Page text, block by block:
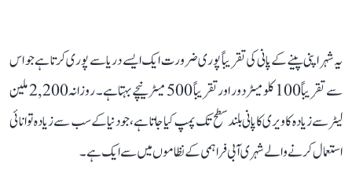
یہ شہر اپنی پینے کے پانی کی تقریباً پوری ضرورت ایک ایسے دریا سے پوری کرتا ہے جو اس
سے تقریباً 100 کلومیٹر دور اور تقریباً 500 میٹر نیچے بہتا ہے۔ روزانہ 2,200 ملین
لیٹر سے زیادہ کاویری کا پانی بلند سطح تک پمپ کیا جاتا ہے، جو دنیا کے سب سے زیادہ توانائی
استعمال کرنے والے شہری آبی فراہمی کے نظاموں میں سے ایک ہے۔